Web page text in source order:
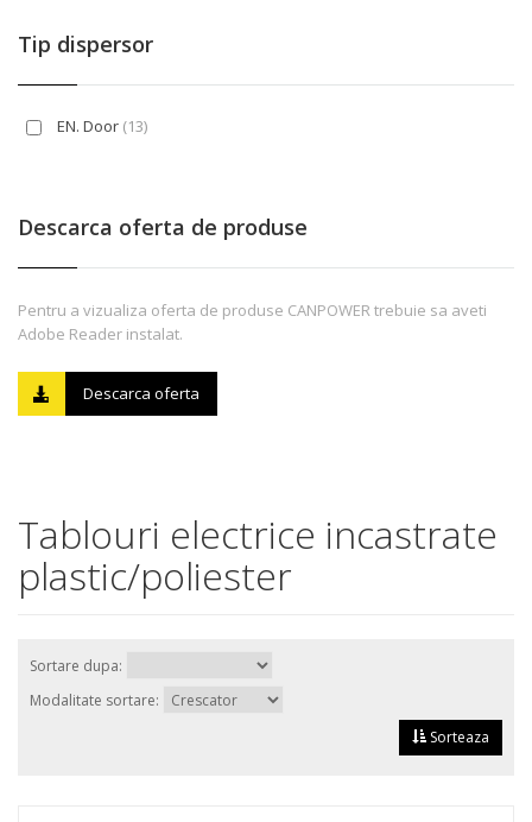
Tip dispersor
EN. Door (13)
Descarca oferta de produse
Pentru a vizualiza oferta de produse CANPOWER trebuie sa aveti
Adobe Reader instalat.
Descarca oferta
Tablouri electrice incastrate
plastic/poliester
Sortare dupa:
Modalitate sortare:
Sorteaza